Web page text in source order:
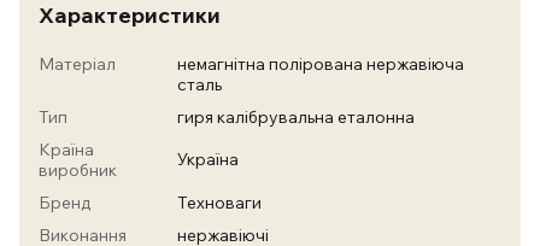
Характеристики
Матеріал
немагнітна полірована нержавіюча
сталь
Тип
гиря калібрувальна еталонна
Країна
виробник
Україна
Бренд
Техноваги
Виконання
нержавіючі